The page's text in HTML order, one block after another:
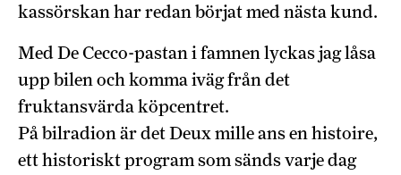
kassörskan har redan börjat med nästa kund.
Med De Cecco-pastan i famnen lyckas jag låsa
upp bilen och komma iväg från det
fruktansvärda köpcentret.
På bilradion är det Deux mille ans en histoire,
ett historiskt program som sänds varje dag